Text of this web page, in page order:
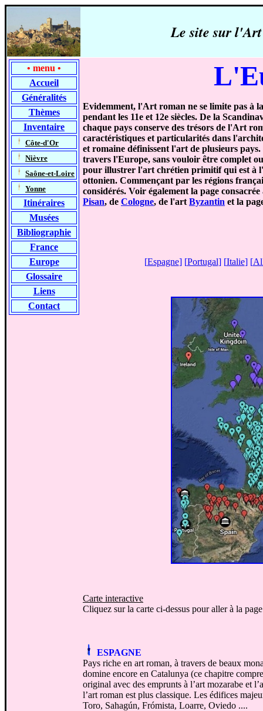
Le site sur
• menu •
Accueil
Généralités
Thèmes
Inventaire
Côte-d'Or
Nièvre
Saône-et-Loire
Yonne
Itinéraires
Musées
Bibliographie
France
Europe
Glossaire
Liens
Contact
Evidemment, l'Art roman ne se limite pas à
pendant les 11e et 12e siècles. De la
chaque pays conserve des trésors de l'Art
caractéristiques et particularités dans
et romaine définissent l'art de plusieurs
travers l'Europe, sans vouloir être complet
pour illustrer l'art chrétien primitif qui est à
ottonien. Commençant par les régions
considérés. Voir également la page
Pisan, de Cologne, de l'art Byzantin et la
[Espagne] [Portugal] [Italie] [
Carte interactive
Cliquez sur la carte ci-dessus pour aller à la
ESPAGNE
Pays riche en art roman, à travers de beaux
domine encore en Catalunya (ce chapitre
original avec des emprunts à l’art mozarabe et
l’art roman est plus classique. Les édifices
Toro, Sahagún, Frómista, Loarre, Oviedo ....